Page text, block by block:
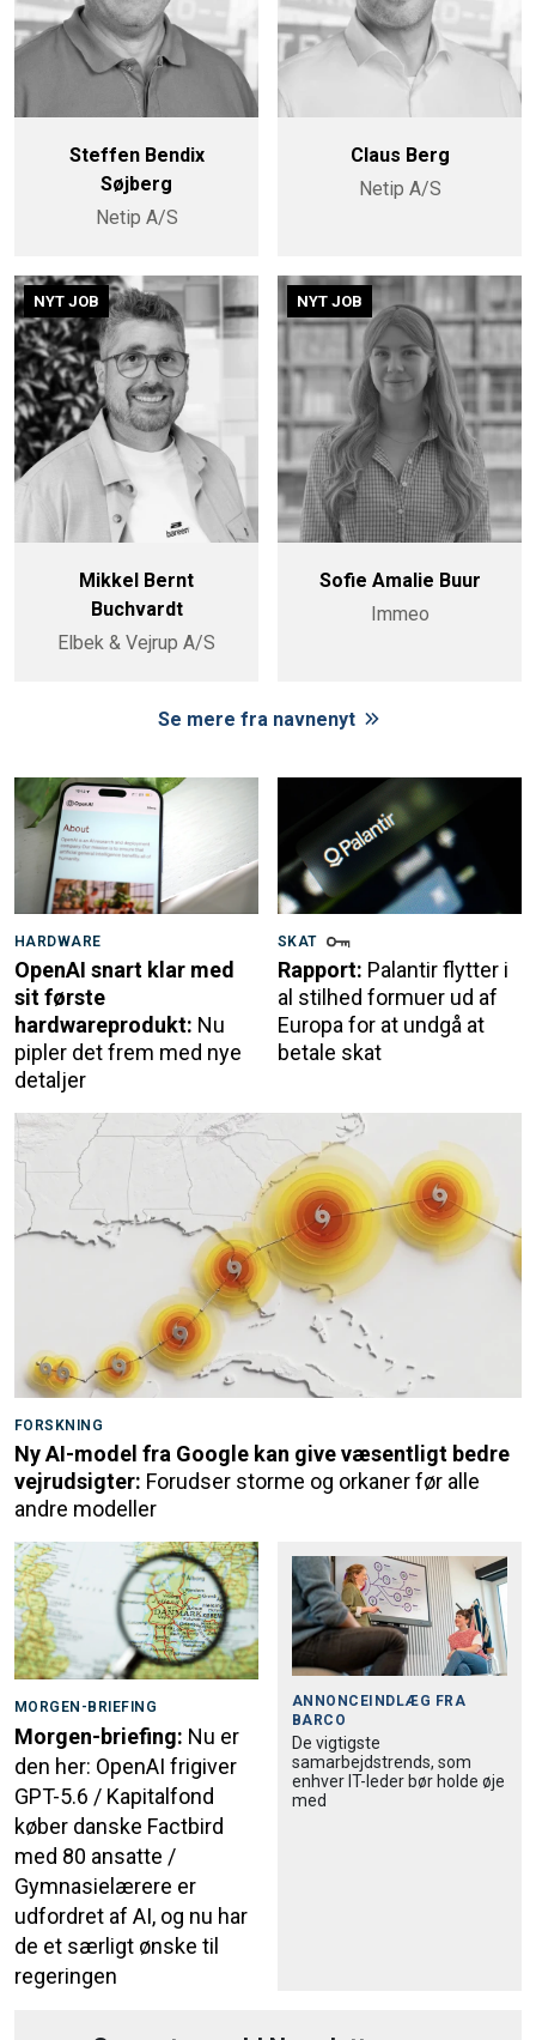
Steffen Bendix
Søjberg
Netip A/S
Claus Berg
Netip A/S
NYT JOB
Mikkel Bernt
Buchvardt
Elbek & Vejrup A/S
NYT JOB
Sofie Amalie Buur
Immeo
Se mere fra navnenyt
HARDWARE
OpenAI snart klar med
sit første
hardwareprodukt: Nu
pipler det frem med nye
detaljer
SKAT
Rapport: Palantir flytter i
al stilhed formuer ud af
Europa for at undgå at
betale skat
FORSKNING
Ny AI-model fra Google kan give væsentligt bedre
vejrudsigter: Forudser storme og orkaner før alle
andre modeller
MORGEN-BRIEFING
Morgen-briefing: Nu er
den her: OpenAI frigiver
GPT-5.6 / Kapitalfond
køber danske Factbird
med 80 ansatte /
Gymnasielærere er
udfordret af AI, og nu har
de et særligt ønske til
regeringen
ANNONCEINDLÆG FRA
BARCO
De vigtigste
samarbejdstrends, som
enhver IT-leder bør holde øje
med